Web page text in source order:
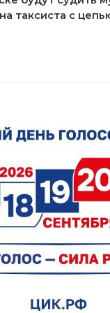
таксиста с